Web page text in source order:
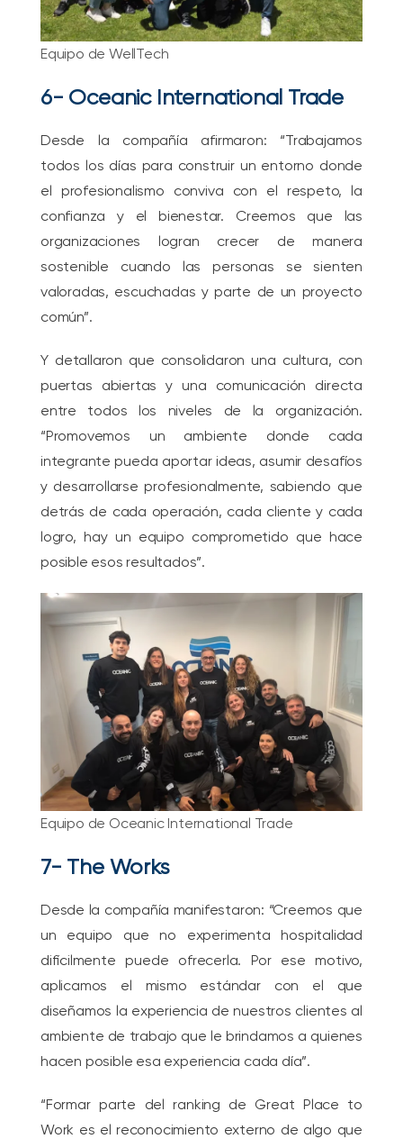
Equipo de WellTech
6- Oceanic International Trade
Desde la compañía afirmaron: “Trabajamos
todos los días para construir un entorno donde
el profesionalismo conviva con el respeto, la
confianza y el bienestar. Creemos que las
organizaciones logran crecer de manera
sostenible cuando las personas se sienten
valoradas, escuchadas y parte de un proyecto
común”.
Y detallaron que consolidaron una cultura, con
puertas abiertas y una comunicación directa
entre todos los niveles de la organización.
“Promovemos un ambiente donde cada
integrante pueda aportar ideas, asumir desafíos
y desarrollarse profesionalmente, sabiendo que
detrás de cada operación, cada cliente y cada
logro, hay un equipo comprometido que hace
posible esos resultados”.
Equipo de Oceanic International Trade
7- The Works
Desde la compañía manifestaron: “Creemos que
un equipo que no experimenta hospitalidad
difícilmente puede ofrecerla. Por ese motivo,
aplicamos el mismo estándar con el que
diseñamos la experiencia de nuestros clientes al
ambiente de trabajo que le brindamos a quienes
hacen posible esa experiencia cada día”.
“Formar parte del ranking de Great Place to
Work es el reconocimiento externo de algo que